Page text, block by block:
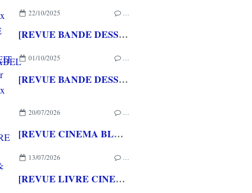
22/10/2025 …
[REVUE BANDE DESSINEE] FAHRENHEIT 451 de Victor SANTOS aux éditions ACTUSF
01/10/2025 …
[REVUE BANDE DESSINEE] ET SOUDAIN LE FUTUR de Mathieu BURNIAT & Dominique MERMOUX aux éditions RUE DE SEVRES
20/07/2026 …
[REVUE CINEMA BLU-RAY] LA TOUR DE GLACE
13/07/2026 …
[REVUE LIVRE CINEMA] FAST & FURIOUS d' Arnaud BRIAND aux éditions CASA